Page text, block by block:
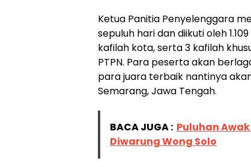
Ketua Panitia Penyelenggara
sepuluh hari dan diikuti oleh
kafilah kota, serta 3 kafilah
PTPN. Para peserta akan
para juara terbaik nantinya
Semarang, Jawa Tengah.
BACA JUGA : Puluhan
Diwarung Wong Solo